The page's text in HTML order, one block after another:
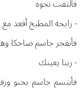
فألتفت نحوه
- رايحه المطبخ أقعد
فأنفجر جاسم ضاحكا
- ربنا يعينك
فأبتسم جاسم بحنو